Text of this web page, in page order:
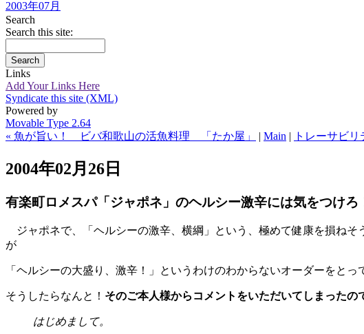
2003年07月
Search
Search this site:
Links
Add Your Links Here
Syndicate this site (XML)
Powered by
Movable Type 2.64
« 魚が旨い！ ビバ和歌山の活魚料理 「たか屋」
| Main | トレーサビ
2004年02月26日
有楽町ロメスパ「ジャポネ」のヘルシー激辛には気をつけろ
ジャポネで、「ヘルシーの激辛、横綱」という、極めて健康を損ねそ
が
「ヘルシーの大盛り、激辛！」というわけのわからないオーダーを
そうしたらなんと！ そのご本人様からコメントをいただいてしまったの
はじめまして。